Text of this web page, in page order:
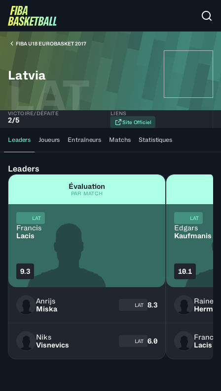
FIBA U18 EUROBASKET 2017
Latvia
LAT
VICTOIRE/DÉFAITE
2/5
LIENS
Site Officiel
Leaders Joueurs Entraîneurs Matchs Statistiques
Leaders
Évaluation
PAR MATCH
LAT
Francis
Lacis
9.3
Anrijs
Miska
LAT 8.3
Niks
Visnevics
LAT 6.0
LAT
Edgars
Kaufmanis
10.1
Rainers
Francis
Lacis